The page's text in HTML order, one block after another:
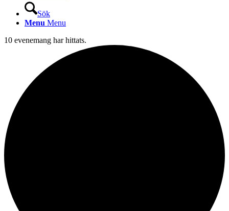
Sök
Menu Menu
10 evenemang har hittats.